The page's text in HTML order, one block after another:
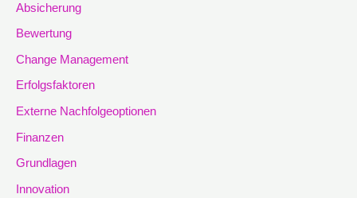
Absicherung
Bewertung
Change Management
Erfolgsfaktoren
Externe Nachfolgeoptionen
Finanzen
Grundlagen
Innovation